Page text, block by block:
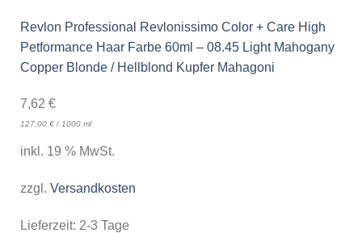
Revlon Professional Revlonissimo Color + Care High
Petformance Haar Farbe 60ml – 08.45 Light Mahogany
Copper Blonde / Hellblond Kupfer Mahagoni
7,62 €
127,00 €/1000 ml
inkl. 19 % MwSt.
zzgl. Versandkosten
Lieferzeit: 2-3 Tage